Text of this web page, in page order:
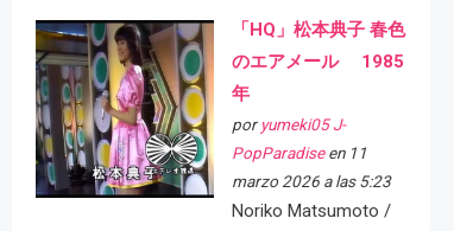
「HQ」松本典子 春色
のエアメール 1985
年
por yumeki05 J-
PopParadiseen 11
marzo 2026 a las 5:23
Noriko Matsumoto /